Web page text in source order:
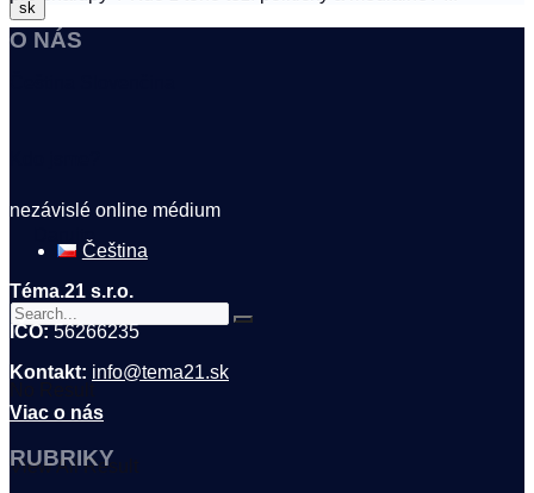
sk
🤍 Darujte
View All Result
O NÁS
nezávislé online médium
Čeština
Téma.21 s.r.o.
IČO:56266235
Kontakt: info@tema21.sk
Viac o nás
RUBRIKY